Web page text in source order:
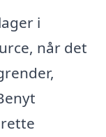
i
når det